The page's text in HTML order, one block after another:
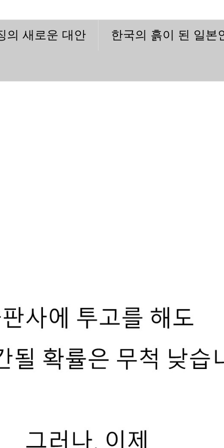
의 새로운 대안 한국의 흙이 된 일본